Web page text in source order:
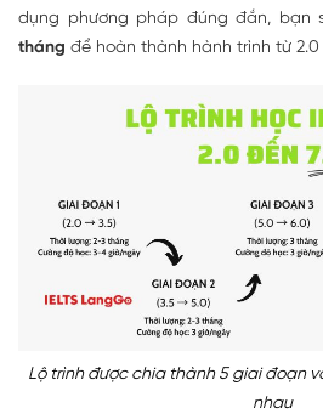
dụng phương pháp đúng đắn, bạn
tháng để hoàn thành hành trình từ 2.0
Lộ trình được chia thành 5 giai đoạn
nhau